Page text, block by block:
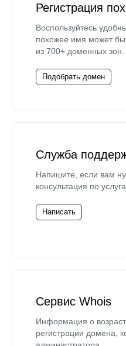
Регистрация
Воспользуйтесь
похожее имя может
из 700+ доменных зон.
Подобрать домен
Служба
Напишите, если вам
консультация по
Написать
Сервис Whois
Информация о
регистрации домена,